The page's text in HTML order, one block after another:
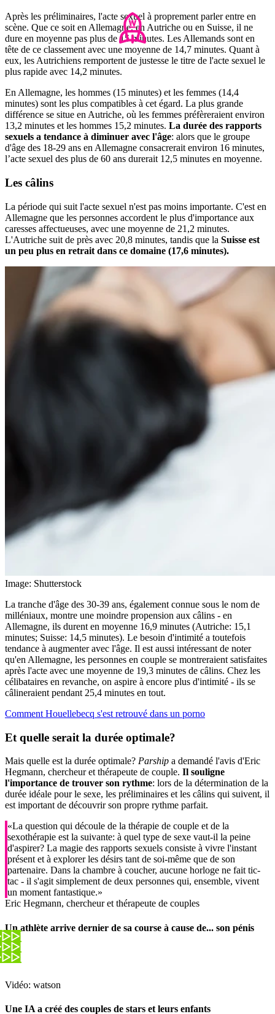
Après les préliminaires, l'acte sexuel à proprement parler entre en
scène. Que ce soit en Allemagne, en Autriche ou en Suisse, il ne
dure en moyenne pas plus de 15 minutes. Les Allemands sont en
tête de ce classement avec une moyenne de 14,7 minutes. Quant à
eux, les Autrichiens remportent de justesse le titre de l'acte sexuel le
plus rapide avec 14,2 minutes.
En Allemagne, les hommes (15 minutes) et les femmes (14,4
minutes) sont les plus compatibles à cet égard. La plus grande
différence se situe en Autriche, où les femmes préfèreraient environ
13,2 minutes et les hommes 15,2 minutes. La durée des rapports
sexuels a tendance à diminuer avec l'âge: alors que le groupe
d'âge des 18-29 ans en Allemagne consacrerait environ 16 minutes,
l’acte sexuel des plus de 60 ans durerait 12,5 minutes en moyenne.
Les câlins
La période qui suit l'acte sexuel n'est pas moins importante. C'est en
Allemagne que les personnes accordent le plus d'importance aux
caresses affectueuses, avec une moyenne de 21,2 minutes.
L'Autriche suit de près avec 20,8 minutes, tandis que la Suisse est
un peu plus en retrait dans ce domaine (17,6 minutes).
Image: Shutterstock
La tranche d'âge des 30-39 ans, également connue sous le nom de
milléniaux, montre une moindre propension aux câlins - en
Allemagne, ils durent en moyenne 16,9 minutes (Autriche: 15,1
minutes; Suisse: 14,5 minutes). Le besoin d'intimité a toutefois
tendance à augmenter avec l'âge. Il est aussi intéressant de noter
qu'en Allemagne, les personnes en couple se montreraient satisfaites
après l'acte avec une moyenne de 19,3 minutes de câlins. Chez les
célibataires en revanche, on aspire à encore plus d'intimité - ils se
câlineraient pendant 25,4 minutes en tout.
Comment Houellebecq s'est retrouvé dans un porno
Et quelle serait la durée optimale?
Mais quelle est la durée optimale? Parship a demandé l'avis d'Eric
Hegmann, chercheur et thérapeute de couple. Il souligne
l'importance de trouver son rythme: lors de la détermination de la
durée idéale pour le sexe, les préliminaires et les câlins qui suivent, il
est important de découvrir son propre rythme parfait.
«La question qui découle de la thérapie de couple et de la
sexothérapie est la suivante: à quel type de sexe vaut-il la peine
d'aspirer? La magie des rapports sexuels consiste à vivre l'instant
présent et à explorer les désirs tant de soi-même que de son
partenaire. Dans la chambre à coucher, aucune horloge ne fait tic-
tac - il s'agit simplement de deux personnes qui, ensemble, vivent
un moment fantastique.»
Eric Hegmann, chercheur et thérapeute de couples
Un athlète arrive dernier de sa course à cause de... son pénis
Vidéo: watson
Une IA a créé des couples de stars et leurs enfants